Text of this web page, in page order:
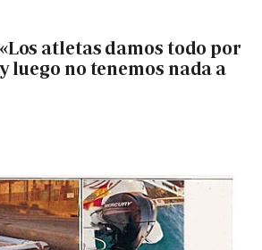
atletas damos todo por
luego no tenemos nada a